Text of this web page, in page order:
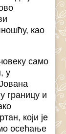
као
само
у
границу и
који је
осећање